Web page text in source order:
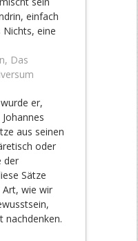
einfach
eine
Das
er,
aus seinen
oder
der
Sätze
Art, wie wir
nachdenken.